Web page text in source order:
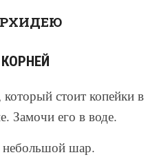
стоит копейки в
Замочи его в воде.
шар.